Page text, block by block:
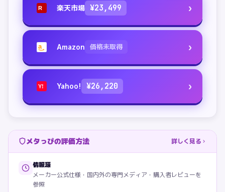
R 楽天市場 ¥23,499 ›
a Amazon 価格未取得 ›
Y! Yahoo! ¥26,220 ›
メタっぴの評価方法 詳しく見る
情報源
メーカー公式仕様・国内外の専門メディア・購入者レビューを
参照